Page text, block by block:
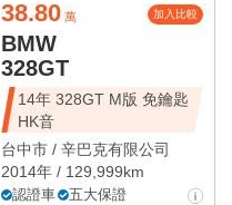
38.80 萬 加入比較
BMW
328GT
14年 328GT M版 免鑰匙
HK音
台中市 / 辛巴克有限公司
2014年 / 129,999km
認證車
五大保證